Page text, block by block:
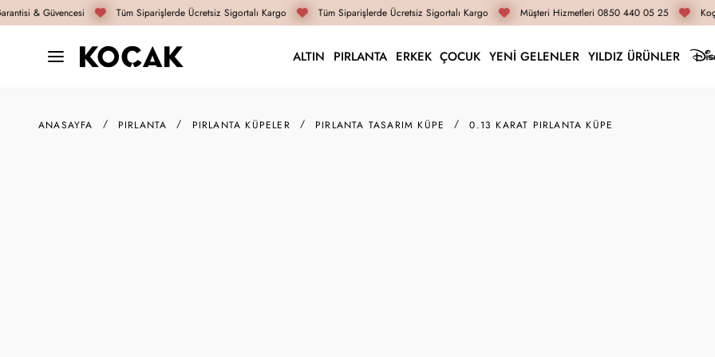
& Güvencesi Tüm Siparişlerde Ücretsiz Sigortalı Kargo Tüm Siparişlerde Ücretsiz Sigortalı Kargo Müşteri Hizmetleri 0850 440 05 25
ALTIN PIRLANTA ERKEK ÇOCUK YENİ GELENLER YILDIZ ÜRÜNLER
ANASAYFA PIRLANTA PIRLANTA KÜPELER PIRLANTA TASARIM KÜPE 0.13 KARAT PIRLANTA KÜPE